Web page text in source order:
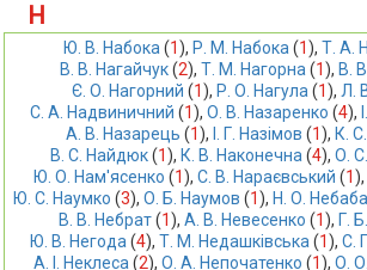
Н
Ю. В. Набока (1), Р. М. Набока (1), Т. А.
В. В. Нагайчук (2), Т. М. Нагорна (1), В.
Є. О. Нагорний (1), Р. О. Нагула (1), Л.
С. А. Надвиничний (1), О. В. Назаренко (4),
А. В. Назарець (1), І. Г. Назімов (1), К.
В. С. Найдюк (1), К. В. Наконечна (4), О.
Ю. О. Нам'ясенко (1), С. В. Нараєвський (1),
Ю. С. Наумко (3), О. Б. Наумов (1), Н. О. Небаба
В. В. Небрат (1), А. В. Невесенко (1), Г.
Ю. В. Негода (4), Т. М. Недашківська (1), С.
А. І. Неклеса (2), О. А. Непочатенко (1), О.